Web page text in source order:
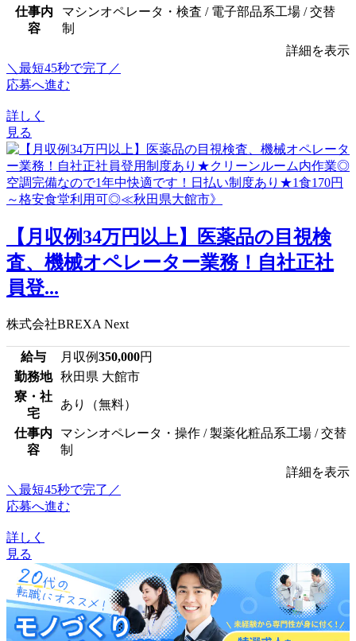
仕事内
容
マシンオペレータ・検査 / 電子部品系工場 / 交替
制
詳細を表示
＼最短45秒で完了／
応募へ進む
詳しく
見る
【月収例34万円以上】医薬品の目視検
査、機械オペレーター業務！自社正社
員登...
株式会社BREXA Next
給与 月収例350,000円
勤務地
秋田県 大館市
寮・社
宅
あり（無料）
仕事内
容
マシンオペレータ・操作 / 製薬化粧品系工場 / 交替
制
詳細を表示
＼最短45秒で完了／
応募へ進む
詳しく
見る